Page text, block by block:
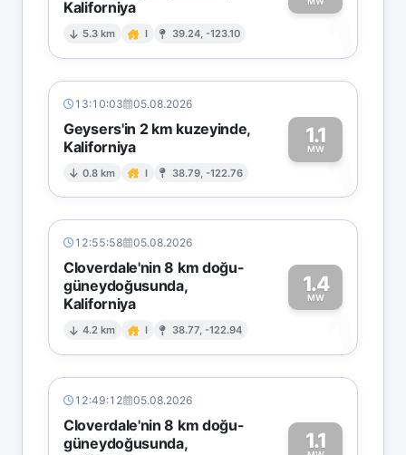
Kaliforniya
5.3 km I 39.24, -123.10 1
13:10:03 05.08.2026
Geysers'in 2 km kuzeyinde,
Kaliforniya
0.8 km I 38.79, -122.76
1.1
MW1
12:55:58 05.08.2026
Cloverdale'nin 8 km doğu-
güneydoğusunda,
Kaliforniya
4.2 km I 38.77, -122.94
1.4
MW
1
12:49:12 05.08.2026
Cloverdale'nin 8 km doğu-
güneydoğusunda,
1.1